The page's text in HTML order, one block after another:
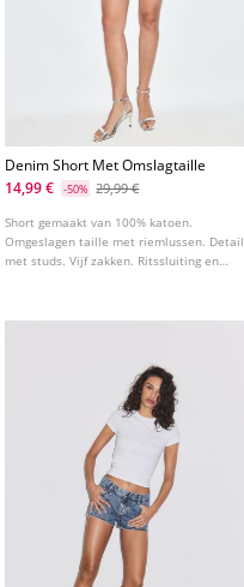
Denim Short Met Omslagtaille
14,99 €
-50% 29,99 €
Short gemaakt van 100% katoen.
Omgeslagen taille met riemlussen. Detail
met studs. Vijf zakken. Ritssluiting en